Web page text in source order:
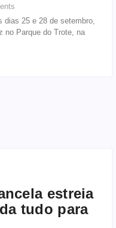
25 e 28 de setembro,
no Parque do Trote, na
estreia
tudo para